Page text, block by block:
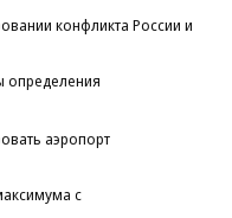
конфликта России и
определения
аэропорт
с